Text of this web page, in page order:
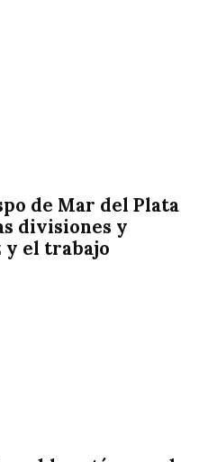
de Mar del Plata
divisiones y
y el trabajo